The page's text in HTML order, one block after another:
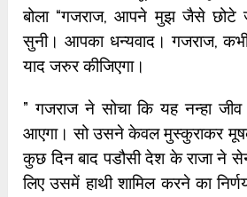
बोला “गजराज, आपने मुझ जैसे छोटे
सुनी। आपका धन्यवाद। गजराज,
याद जरुर कीजिएगा।
” गजराज ने सोचा कि यह नन्हा जीव
आएगा। सो उसने केवल मुस्कुराकर
कुछ दिन बाद पडौसी देश के राजा ने
लिए उसमें हाथी शामिल करने का